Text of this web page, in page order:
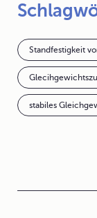
Standfestigkeit
stabiles